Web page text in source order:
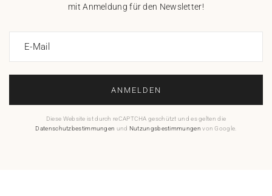
mit Anmeldung für den Newsletter!
E-Mail
ANMELDEN
Diese Website ist durch reCAPTCHA geschützt und es gelten die
Datenschutzbestimmungen und Nutzungsbestimmungen von Google.